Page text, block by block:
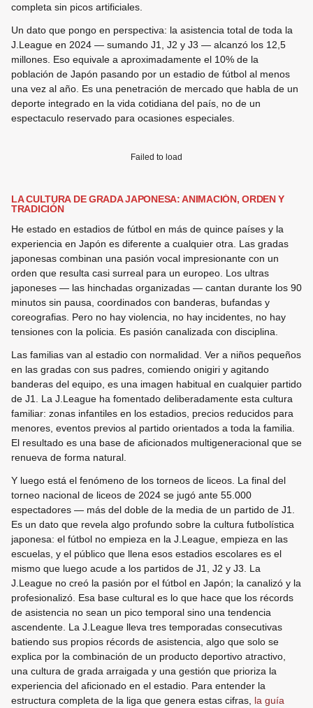
completa sin picos artificiales.
Un dato que pongo en perspectiva: la asistencia total de toda la
J.League en 2024 — sumando J1, J2 y J3 — alcanzó los 12,5
millones. Eso equivale a aproximadamente el 10% de la
población de Japón pasando por un estadio de fútbol al menos
una vez al año. Es una penetración de mercado que habla de un
deporte integrado en la vida cotidiana del país, no de un
espectaculo reservado para ocasiones especiales.
Failed to load
LA CULTURA DE GRADA JAPONESA: ANIMACIÓN, ORDEN Y
TRADICIÓN
He estado en estadios de fútbol en más de quince países y la
experiencia en Japón es diferente a cualquier otra. Las gradas
japonesas combinan una pasión vocal impresionante con un
orden que resulta casi surreal para un europeo. Los ultras
japoneses — las hinchadas organizadas — cantan durante los 90
minutos sin pausa, coordinados con banderas, bufandas y
coreografias. Pero no hay violencia, no hay incidentes, no hay
tensiones con la policia. Es pasión canalizada con disciplina.
Las familias van al estadio con normalidad. Ver a niños pequeños
en las gradas con sus padres, comiendo onigiri y agitando
banderas del equipo, es una imagen habitual en cualquier partido
de J1. La J.League ha fomentado deliberadamente esta cultura
familiar: zonas infantiles en los estadios, precios reducidos para
menores, eventos previos al partido orientados a toda la familia.
El resultado es una base de aficionados multigeneracional que se
renueva de forma natural.
Y luego está el fenómeno de los torneos de liceos. La final del
torneo nacional de liceos de 2024 se jugó ante 55.000
espectadores — más del doble de la media de un partido de J1.
Es un dato que revela algo profundo sobre la cultura futbolística
japonesa: el fútbol no empieza en la J.League, empieza en las
escuelas, y el público que llena esos estadios escolares es el
mismo que luego acude a los partidos de J1, J2 y J3. La
J.League no creó la pasión por el fútbol en Japón; la canalizó y la
profesionalizó. Esa base cultural es lo que hace que los récords
de asistencia no sean un pico temporal sino una tendencia
ascendente. La J.League lleva tres temporadas consecutivas
batiendo sus propios récords de asistencia, algo que solo se
explica por la combinación de un producto deportivo atractivo,
una cultura de grada arraigada y una gestión que prioriza la
experiencia del aficionado en el estadio. Para entender la
estructura completa de la liga que genera estas cifras, la guía